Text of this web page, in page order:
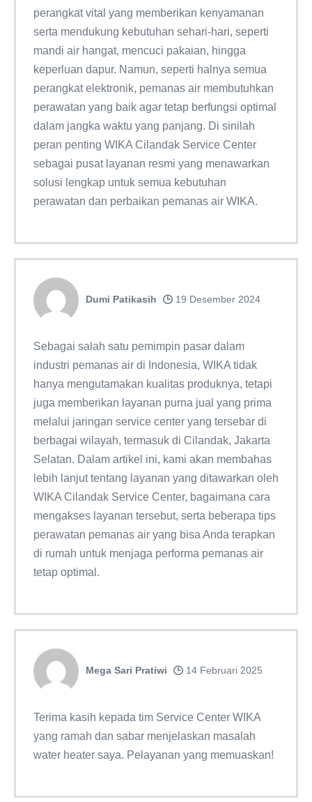
perangkat vital yang memberikan kenyamanan
serta mendukung kebutuhan sehari-hari, seperti
mandi air hangat, mencuci pakaian, hingga
keperluan dapur. Namun, seperti halnya semua
perangkat elektronik, pemanas air membutuhkan
perawatan yang baik agar tetap berfungsi optimal
dalam jangka waktu yang panjang. Di sinilah
peran penting WIKA Cilandak Service Center
sebagai pusat layanan resmi yang menawarkan
solusi lengkap untuk semua kebutuhan
perawatan dan perbaikan pemanas air WIKA.
Dumi Patikasih 19 Desember 2024
Sebagai salah satu pemimpin pasar dalam
industri pemanas air di Indonesia, WIKA tidak
hanya mengutamakan kualitas produknya, tetapi
juga memberikan layanan purna jual yang prima
melalui jaringan service center yang tersebar di
berbagai wilayah, termasuk di Cilandak, Jakarta
Selatan. Dalam artikel ini, kami akan membahas
lebih lanjut tentang layanan yang ditawarkan oleh
WIKA Cilandak Service Center, bagaimana cara
mengakses layanan tersebut, serta beberapa tips
perawatan pemanas air yang bisa Anda terapkan
di rumah untuk menjaga performa pemanas air
tetap optimal.
Mega Sari Pratiwi 14 Februari 2025
Terima kasih kepada tim Service Center WIKA
yang ramah dan sabar menjelaskan masalah
water heater saya. Pelayanan yang memuaskan!